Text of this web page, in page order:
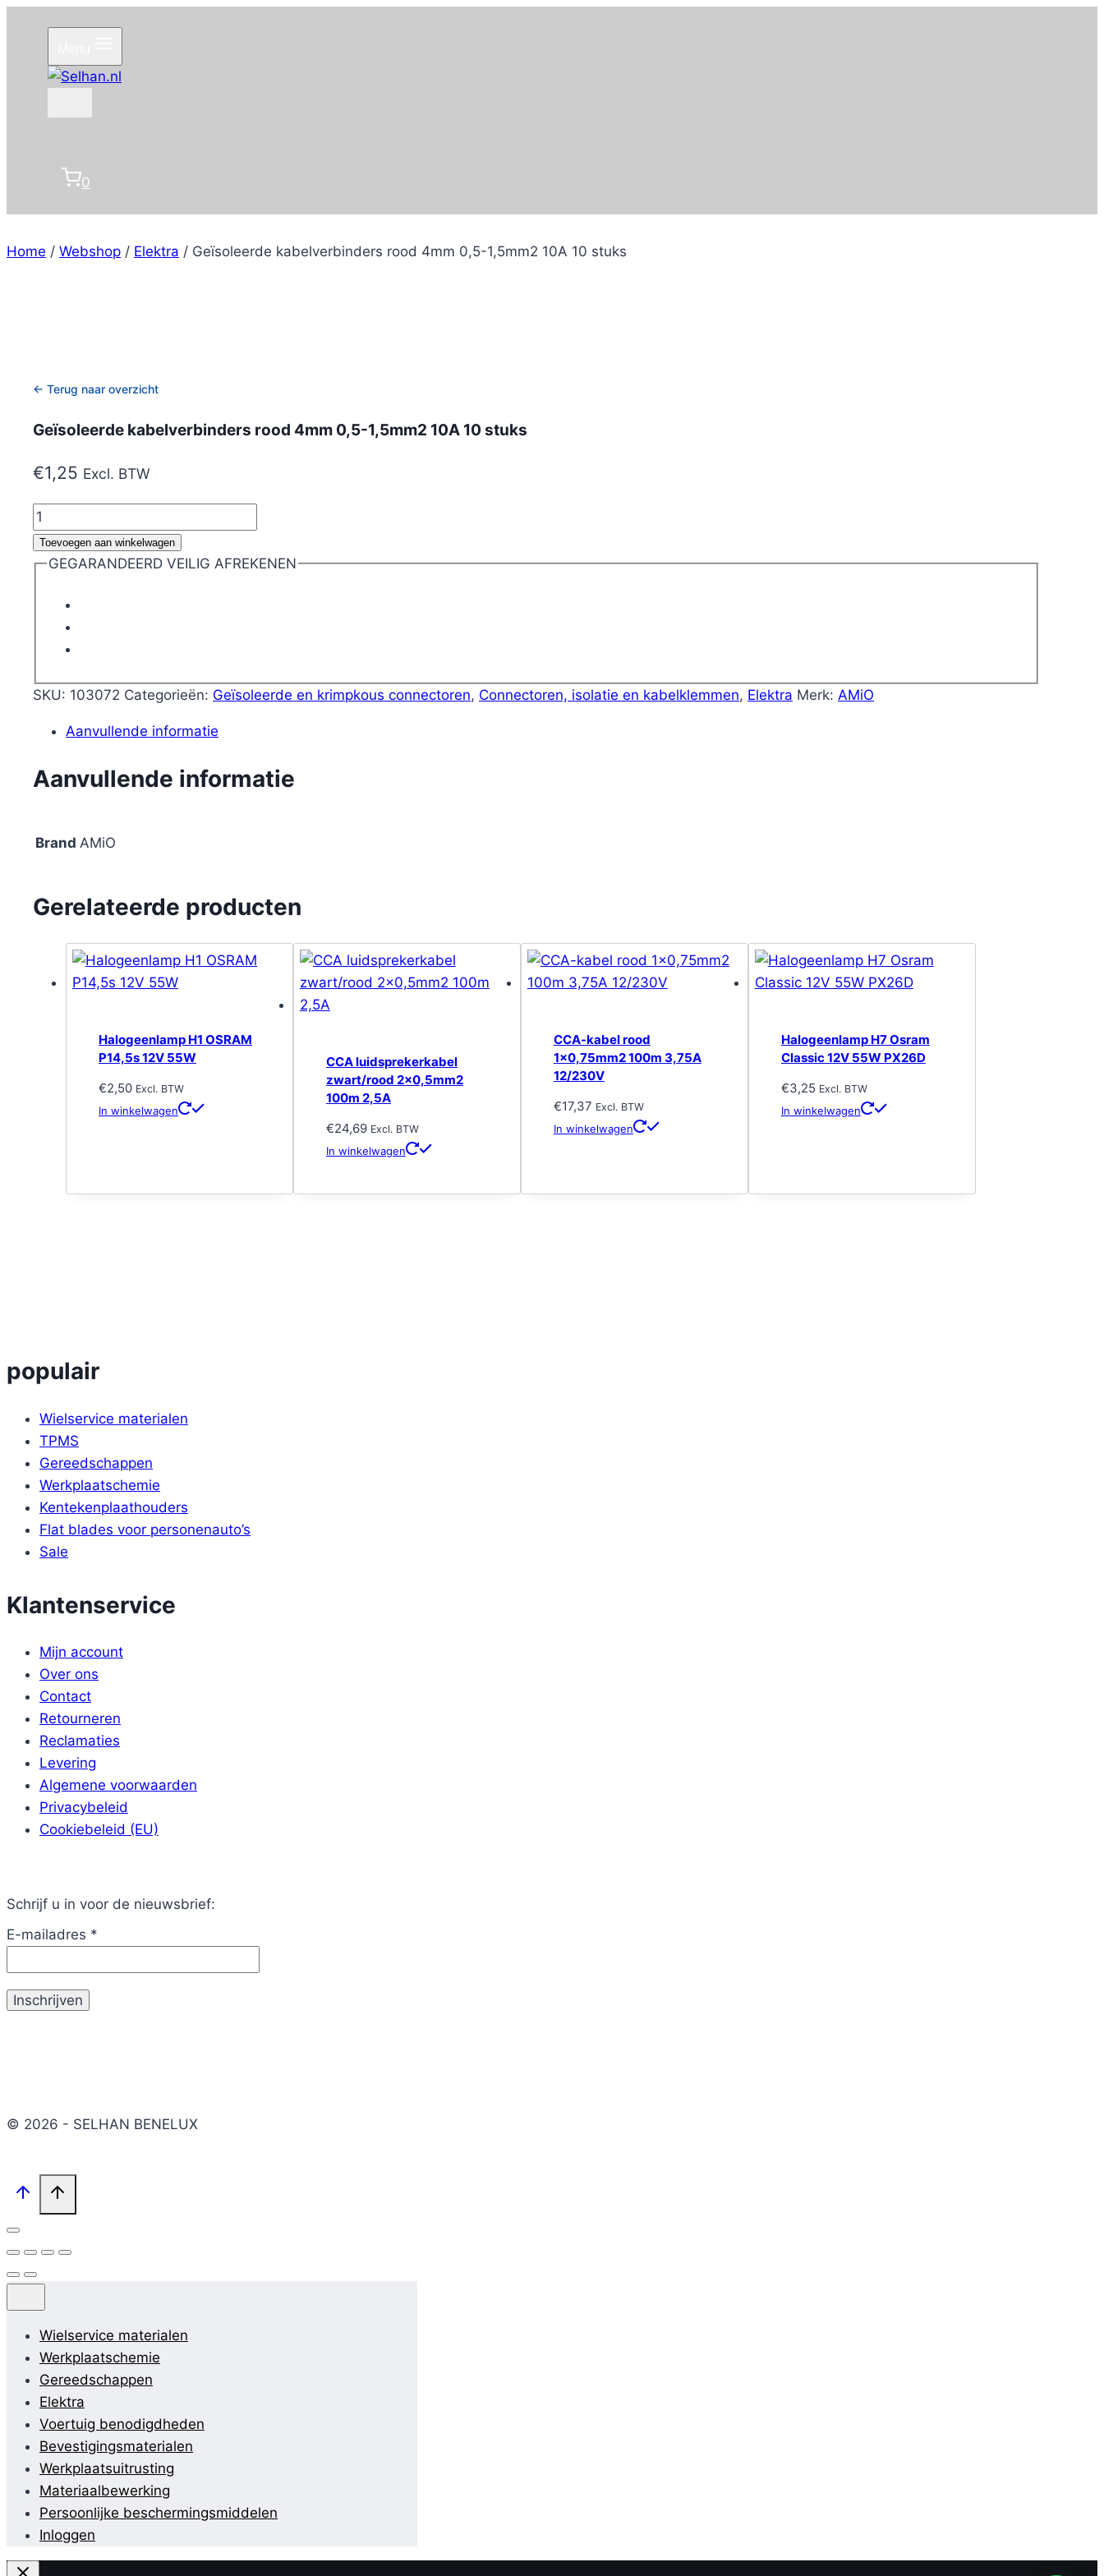
inhoud
0
Home / Webshop / Elektra / Geïsoleerde kabelverbinders rood 4mm 0,5-1,5mm2 10A 10 stuks
← Terug naar overzicht
Geïsoleerde kabelverbinders rood 4mm 0,5-1,5mm2 10A 10 stuks
€1,25 Excl. BTW
Geïsoleerde
kabelverbinders
rood
1,5mm2
stuks
Toevoegen aan winkelwagen
GEGARANDEERD VEILIG AFREKENEN
SKU: 103072 Categorieën: Geïsoleerde en krimpkous connectoren, Connectoren, isolatie en kabelklemmen, Elektra Merk: AMiO
Aanvullende informatie
Aanvullende informatie
Brand AMiO
Gerelateerde producten
Halogeenlamp H1 OSRAM
P14,5s 12V 55W
€2,50 Excl. BTW
In winkelwagen
CCA luidsprekerkabel
zwart/rood 2×0,5mm2
100m 2,5A
€24,69 Excl. BTW
In winkelwagen
CCA-kabel rood
1×0,75mm2 100m 3,75A
12/230V
€17,37 Excl. BTW
In winkelwagen
Halogeenlamp H7 Osram
Classic 12V 55W PX26D
€3,25 Excl. BTW
In winkelwagen
populair
Wielservice materialen
TPMS
Gereedschappen
Werkplaatschemie
Kentekenplaathouders
Flat blades voor personenauto’s
Sale
Klantenservice
Mijn account
Over ons
Contact
Retourneren
Reclamaties
Levering
Algemene voorwaarden
Privacybeleid
Cookiebeleid (EU)
Schrijf u in voor de nieuwsbrief:
E-mailadres *
© 2026 - SELHAN BENELUX
Wielservice materialen
Werkplaatschemie
Gereedschappen
Elektra
Voertuig benodigdheden
Bevestigingsmaterialen
Werkplaatsuitrusting
Materiaalbewerking
Persoonlijke beschermingsmiddelen
Inloggen